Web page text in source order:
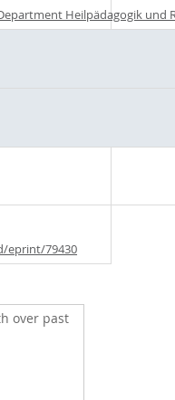
Heilpädagogik und
eprint/79430
over past